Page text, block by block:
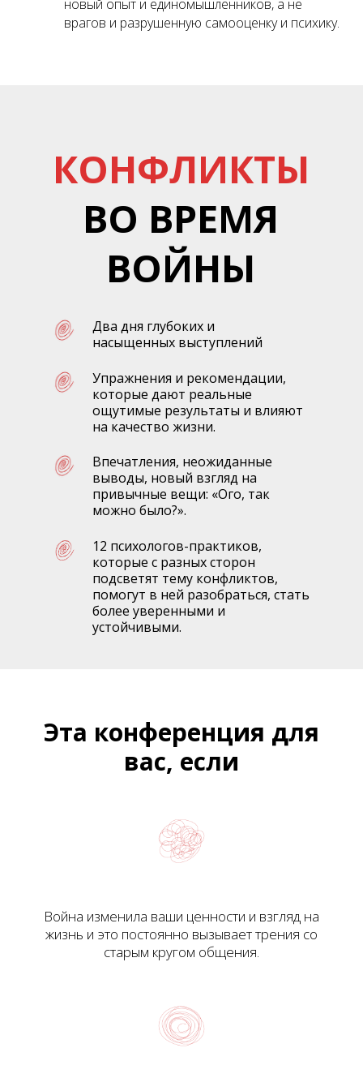
новый опыт и единомышленников, а не
врагов и разрушенную самооценку и психику.
КОНФЛИКТЫ
ВО ВРЕМЯ
ВОЙНЫ
Два дня глубоких и
насыщенных выступлений
Впечатления, неожиданные
выводы, новый взгляд на
привычные вещи: «Ого, так
можно было?».
Упражнения и рекомендации,
которые дают реальные
ощутимые результаты и влияют
на качество жизни.
12 психологов-практиков,
которые с разных сторон
подсветят тему конфликтов,
помогут в ней разобраться, стать
более уверенными и
устойчивыми.
Эта конференция для
вас, если
Война изменила ваши ценности и взгляд на
жизнь и это постоянно вызывает трения со
старым кругом общения.